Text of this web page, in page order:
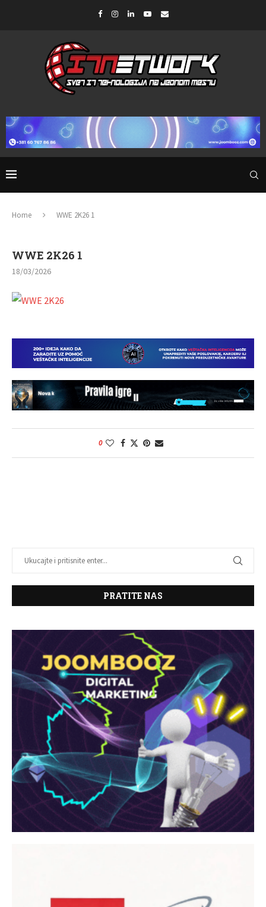
Home WWE 2K26 1
WWE 2K26 1
18/03/2026
0
PRATITE NAS